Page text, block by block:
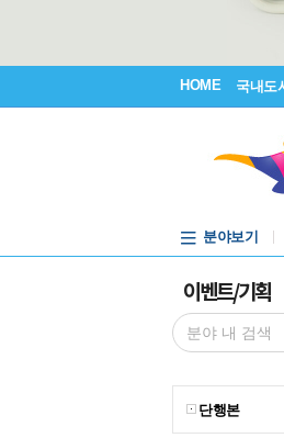
HOME 국내도
분야보기
이벤트/기획
단행본